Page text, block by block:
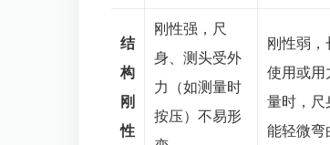
结
构
刚
性
刚性强，尺
身、测头受外
力（如测量时
按压）不易形
刚性弱，
使用或用
量时，尺
能轻微弯